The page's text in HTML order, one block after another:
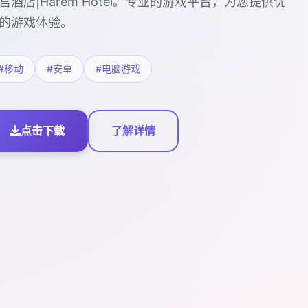
游戏体验。
移动 #安卓 #电脑游戏
点击下载 了解详情